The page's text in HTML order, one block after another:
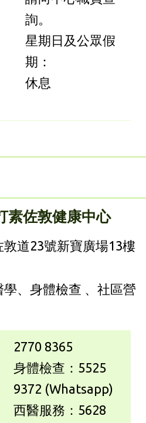
詢。
星期日及公眾假
期：
休息
素佐敦健康中心
敦道23號新寶廣場13樓
學、身體檢查 、社區營
2770 8365
身體檢查：5525
9372 (Whatsapp)
西醫服務：5628